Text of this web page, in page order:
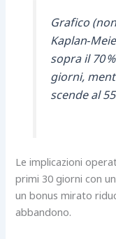
Grafico
sopra il 70
giorni,
scende al 55
Le implicazioni
primi 30 giorni con
un bonus mirato
abbandono.